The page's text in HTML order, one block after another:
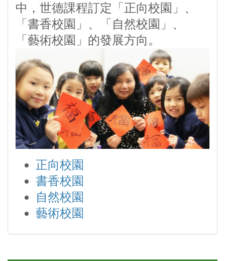
中，世德課程訂定「正向校園」、
「書香校園」、「自然校園」、
「藝術校園」的發展方向。
正向校園
書香校園
自然校園
藝術校園